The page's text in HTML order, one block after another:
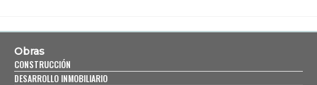
Obras
CONSTRUCCIÓN
DESARROLLO INMOBILIARIO